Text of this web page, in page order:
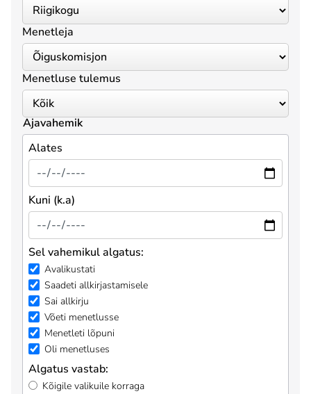
Menetleja
Menetluse tulemus
Ajavahemik
Alates
Kuni (k.a)
Sel vahemikul algatus:
Avalikustati
Saadeti allkirjastamisele
Sai allkirju
Võeti menetlusse
Menetleti lõpuni
Oli menetluses
Algatus vastab:
Kõigile valikuile korraga